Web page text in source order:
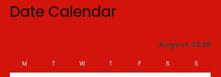
Date Calendar
August 2026
M T W T F S S